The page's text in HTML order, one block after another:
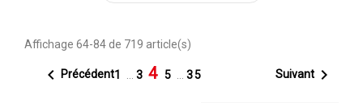
Affichage 64-84 de 719 article(s)
 Précédent1 3 4 5 35 Suivant 